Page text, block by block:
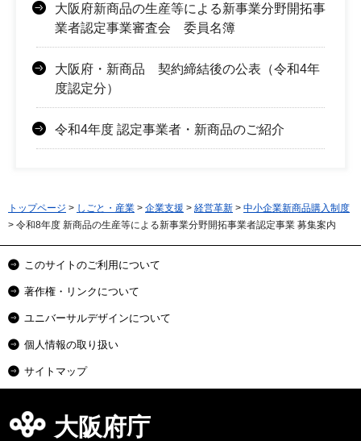
大阪府新商品の生産等による新事業分野開拓事
業者認定事業審査会 委員名簿
大阪府・新商品 契約締結後の公表（令和4年
度認定分）
令和4年度 認定事業者・新商品のご紹介
トップページ > しごと・産業 > 企業支援 > 経営革新 > 中小企業新商品購入制度
> 令和8年度 新商品の生産等による新事業分野開拓事業者認定事業 募集案内
このサイトのご利用について
著作権・リンクについて
ユニバーサルデザインについて
個人情報の取り扱い
サイトマップ
大阪府庁